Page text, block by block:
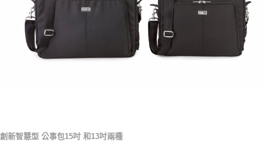
創新智慧型 公事包15吋 和13吋兩種